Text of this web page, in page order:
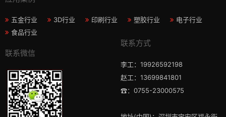
五金行业 3D行业 印刷行业 塑胶行业
电子行业
食品行业
联系微信
联系方式
李工：19926592198
赵工：13699841801
☎：0755-23000575